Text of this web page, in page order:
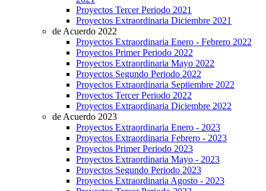
Proyectos Tercer Periodo 2021
Proyectos Extraordinaria Diciembre 2021
de Acuerdo 2022
Proyectos Extraordinaria Enero - Febrero 2022
Proyectos Primer Periodo 2022
Proyectos Extraordinaria Mayo 2022
Proyectos Segundo Periodo 2022
Proyectos Extraordinaria Septiembre 2022
Proyectos Tercer Periodo 2022
Proyectos Extraordinaria Diciembre 2022
de Acuerdo 2023
Proyectos Extraordinaria Enero - 2023
Proyectos Extraordinaria Febrero - 2023
Proyectos Primer Periodo 2023
Proyectos Extraordinaria Mayo - 2023
Proyectos Segundo Periodo 2023
Proyectos Extraordinaria Agosto - 2023